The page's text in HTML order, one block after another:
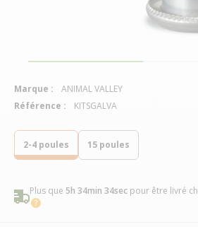
2-4 poules 15 poules
Plus que 5h 34min 33sec pour être livré
Marque :
ANIMAL VALLEY
Référence :
KITSGALVA